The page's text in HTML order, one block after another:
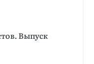
Выпуск